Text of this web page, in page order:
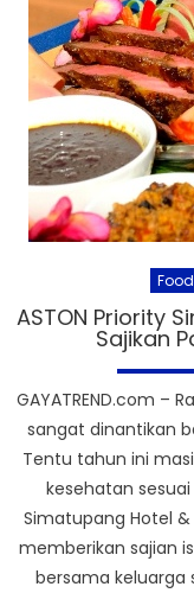
ASTON Priority
Sajikan
GAYATREND.com –
sangat dinantikan
Tentu tahun ini
kesehatan
Simatupang Hotel
memberikan sajian
bersama keluarga